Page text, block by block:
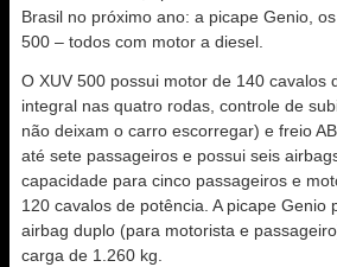
Brasil no próximo ano: a picape Genio,
500 – todos com motor a diesel.
O XUV 500 possui motor de 140 cavalos
integral nas quatro rodas, controle de
não deixam o carro escorregar) e freio
até sete passageiros e possui seis
capacidade para cinco passageiros e
120 cavalos de potência. A picape Genio
airbag duplo (para motorista e
carga de 1.260 kg.